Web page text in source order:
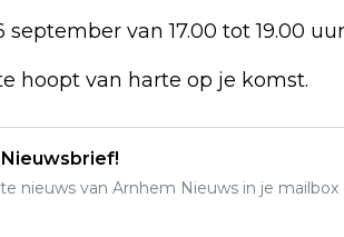
van 17.00 tot 19.00
hoopt van harte op je komst.
nieuws van Arnhem Nieuws in je mailbox